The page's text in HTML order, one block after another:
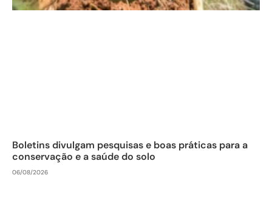
Boletins divulgam pesquisas e boas práticas para a
conservação e a saúde do solo
06/08/2026